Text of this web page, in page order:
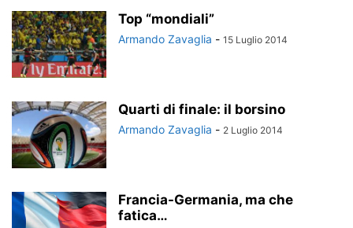
Top “mondiali”
Armando Zavaglia - 15 Luglio 2014
Quarti di finale: il borsino
Armando Zavaglia - 2 Luglio 2014
Francia-Germania, ma che
fatica…